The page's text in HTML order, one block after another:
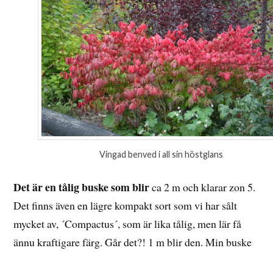
Vingad benved i all sin höstglans
Det är en tålig buske som blirca 2 m och klarar zon 5.
Det finns även en lägre kompakt sort som vi har sålt
mycket av, ´Compactus´, som är lika tålig, men lär få
ännu kraftigare färg. Går det?! 1 m blir den. Min buske